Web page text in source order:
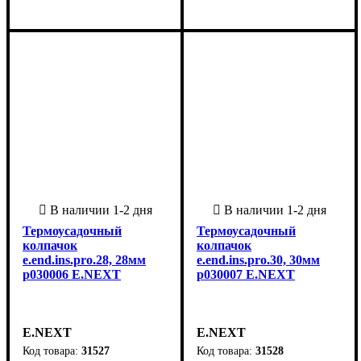
Термоусадочный
колпачок
e.end.ins.pro.28, 28мм
p030006 E.NEXT
E.NEXT
31527
Термоусадочный
колпачок
e.end.ins.pro.30, 30мм
p030007 E.NEXT
E.NEXT
31528